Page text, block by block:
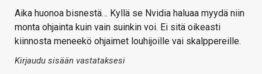
Aika huonoa bisnestä… Kyllä se Nvidia haluaa myydä niin
monta ohjainta kuin vain suinkin voi. Ei sitä oikeasti
kiinnosta meneekö ohjaimet louhijoille vai skalppereille.
Kirjaudu sisään vastataksesi